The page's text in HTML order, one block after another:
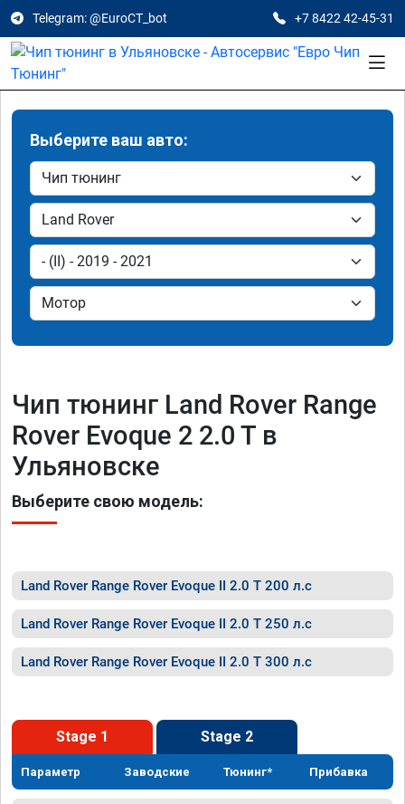
Telegram: @EuroCT_bot +7 8422 42-45-31
Выберите ваш авто:
Чип тюнинг Land Rover Range
Rover Evoque 2 2.0 T в
Ульяновске
Выберите свою модель:
Land Rover Range Rover Evoque II 2.0 T 200 л.с
Land Rover Range Rover Evoque II 2.0 T 250 л.с
Land Rover Range Rover Evoque II 2.0 T 300 л.с
Stage 1 Stage 2
Параметр Заводские Тюнинг* Прибавка